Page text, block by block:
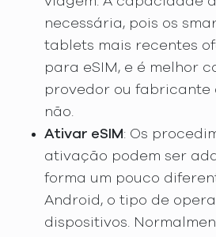
necessária, pois os
tablets mais recentes
para eSIM, e é melhor
provedor ou fabricante
não.
Ativar eSIM: Os
ativação podem ser
forma um pouco
Android, o tipo de
dispositivos.